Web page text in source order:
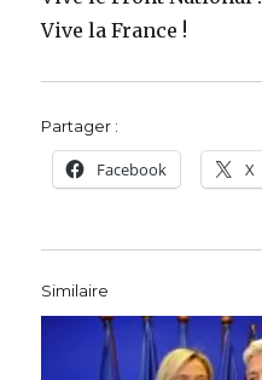
Vive la France !
Partager :
Facebook X
Similaire